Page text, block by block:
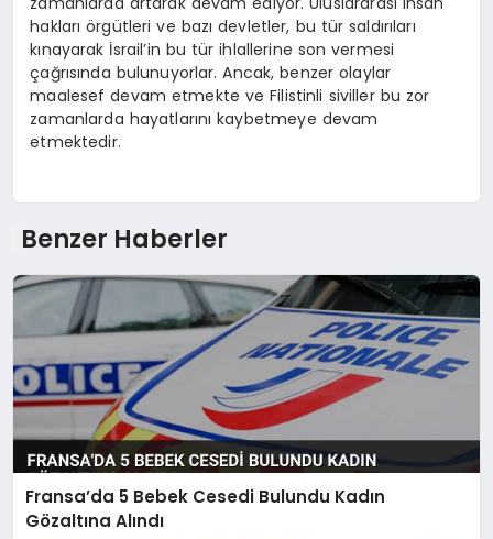
hakları örgütleri ve bazı devletler, bu tür saldırıları
kınayarak İsrail’in bu tür ihlallerine son vermesi
çağrısında bulunuyorlar. Ancak, benzer olaylar
maalesef devam etmekte ve Filistinli siviller bu zor
zamanlarda hayatlarını kaybetmeye devam
etmektedir.
Benzer Haberler
Fransa’da 5 Bebek Cesedi Bulundu Kadın
Gözaltına Alındı